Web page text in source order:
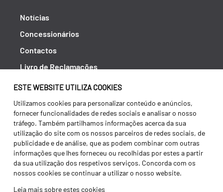
ESTE WEBSITE UTILIZA COOKIES
Utilizamos cookies para personalizar conteúdo e anúncios,
fornecer funcionalidades de redes sociais e analisar o nosso
tráfego. Também partilhamos informações acerca da sua
utilização do site com os nossos parceiros de redes sociais, de
publicidade e de análise, que as podem combinar com outras
informações que lhes forneceu ou recolhidas por estes a partir
da sua utilização dos respetivos serviços. Concorda com os
nossos cookies se continuar a utilizar o nosso website.
Leia mais sobre estes cookies
Notícias
Concessionários
Contactos
Livro de Reclamações
Política de Privacidade
Canal de Denúncias (RGPC)
Termos e condições